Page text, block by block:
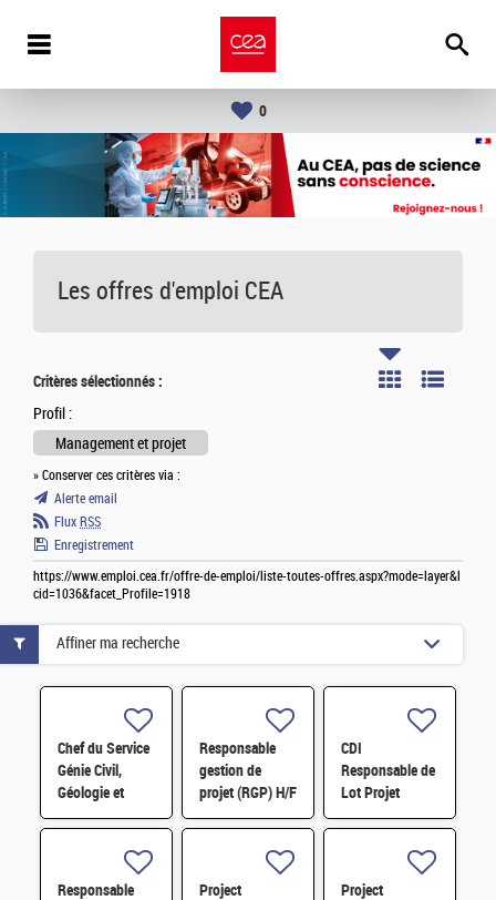
0
Les offres d'emploi CEA
Critères sélectionnés :
Profil :
Management et projet
» Conserver ces critères via :
Alerte email
Flux RSS
Enregistrement
https://www.emploi.cea.fr/offre-de-emploi/liste-toutes-offres.aspx?mode=layer&l
cid=1036&facet_Profile=1918
Chef du Service
Génie Civil,
Géologie et
Géotechnique
Responsable
gestion de
projet (RGP) H/F
CDI
Responsable de
Lot Projet
Bâtiment 18 H/F
Responsable
Project
Project
Affiner ma recherche